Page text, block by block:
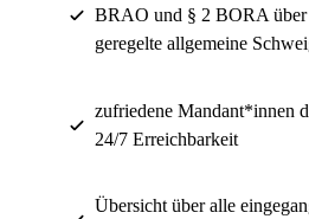
BRAO und § 2 BORA
geregelte allgemeine
zufriedene Mandant*innen
24/7 Erreichbarkeit
Übersicht über alle